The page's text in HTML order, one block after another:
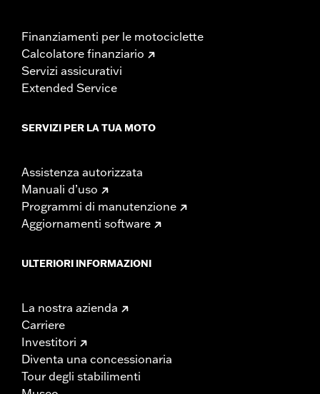
Finanziamenti per le motociclette
Calcolatore finanziario
Servizi assicurativi
Extended Service
SERVIZI PER LA TUA MOTO
Assistenza autorizzata
Manuali d’uso
Programmi di manutenzione
Aggiornamenti software
ULTERIORI INFORMAZIONI
La nostra azienda
Carriere
Investitori
Diventa una concessionaria
Tour degli stabilimenti